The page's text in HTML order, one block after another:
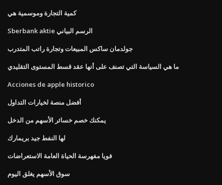
كمية التجارة وموسمية هي
Sberbank aktie الرسم البياني
جولدمان ساكس المبيعات وتجارة راتب المتدرب
ما هي السياسة التي تصنف على أنها عقد قسط المستوى التقليدي
Acciones de apple historico
أفضل منصة لخيارات التداول
يمكنك خصم خسائر الأسهم من الدخل
لها النفط جيد بريمارك
فويا مفهرسة الحياة العامة الاستعراضات
سوق الأسهم يغلق اليوم